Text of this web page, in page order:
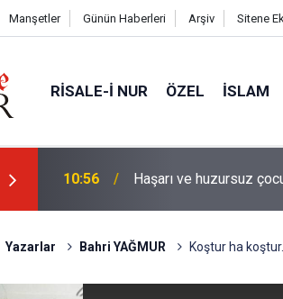
Manşetler Günün Haberleri Arşiv Sitene
RISALE-I NUR ÖZEL İSLAM
10:00 Niye 'dilimin ucunda'
Yazarlar Bahri YAĞMUR Koştur ha